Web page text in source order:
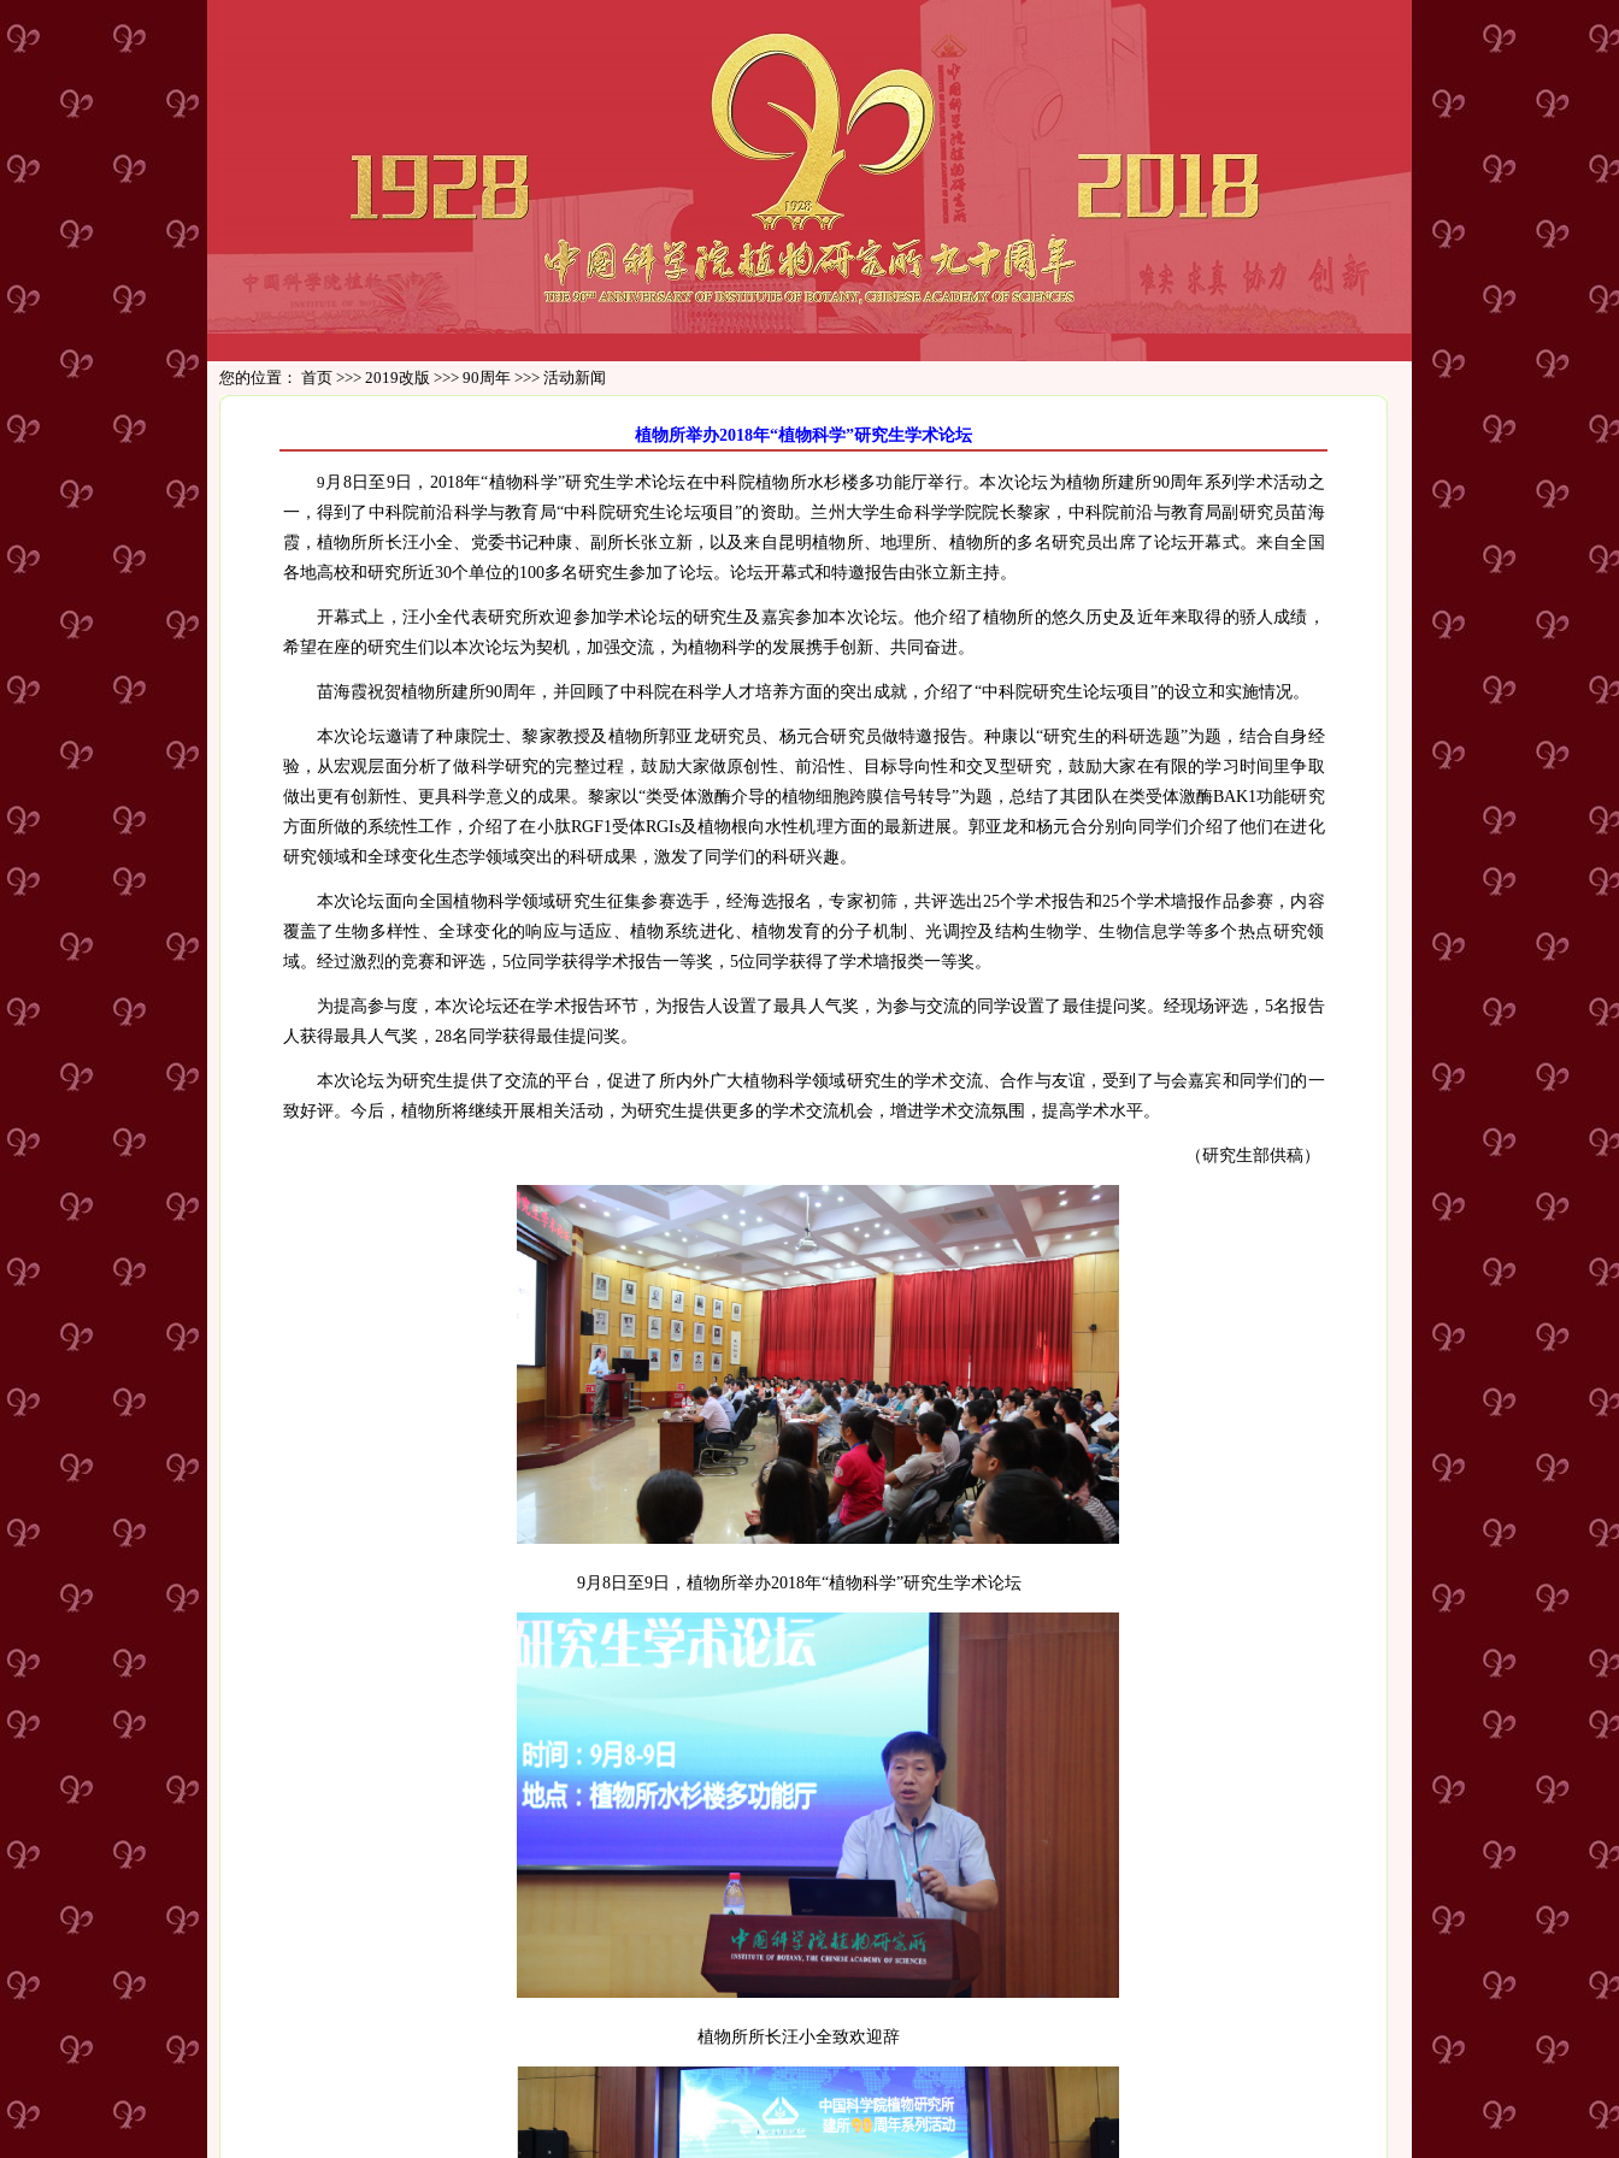
您的位置： 首页 >>> 2019改版 >>> 90周年 >>> 活动新闻
植物所举办2018年“植物科学”研究生学术论坛
9 月 8日至 9日， 2018年“植物科学”研究生学术论坛在中科院植物所水杉楼多功能厅举行。本次论坛为植物所建所90周年系列学术活动之
一，得到了中科院前沿科学与教育局“中科院研究生论坛项目”的资助。兰州大学生命科学学院院长黎家，中科院前沿与教育局副研究员苗海
霞，植物所所长汪小全、党委书记种康、副所长张立新，以及来自昆明植物所、地理所、植物所的多名研究员出席了论坛开幕式。来自全国
各地高校和研究所近30个单位的100多名研究生参加了论坛。论坛开幕式和特邀报告由张立新主持。
开幕式上，汪小全代表研究所欢迎参加学术论坛的研究生及嘉宾参加本次论坛。他介绍了植物所的悠久历史及近年来取得的骄人成绩，
希望在座的研究生们以本次论坛为契机，加强交流，为植物科学的发展携手创新、共同奋进。
苗海霞祝贺植物所建所90周年，并回顾了中科院在科学人才培养方面的突出成就，介绍了“中科院研究生论坛项目”的设立和实施情况。
本次论坛邀请了种康院士、黎家教授及植物所郭亚龙研究员、杨元合研究员做特邀报告。种康以“研究生的科研选题”为题，结合自身经
验，从宏观层面分析了做科学研究的完整过程，鼓励大家做原创性、前沿性、目标导向性和交叉型研究，鼓励大家在有限的学习时间里争取
做出更有创新性、更具科学意义的成果。黎家以“类受体激酶介导的植物细胞跨膜信号转导”为题，总结了其团队在类受体激酶BAK1功能研究
方面所做的系统性工作，介绍了在小肽RGF1受体RGIs及植物根向水性机理方面的最新进展。郭亚龙和杨元合分别向同学们介绍了他们在进化
研究领域和全球变化生态学领域突出的科研成果，激发了同学们的科研兴趣。
本次论坛面向全国植物科学领域研究生征集参赛选手，经海选报名，专家初筛，共评选出25个学术报告和25个学术墙报作品参赛，内容
覆盖了生物多样性、全球变化的响应与适应、植物系统进化、植物发育的分子机制、光调控及结构生物学、生物信息学等多个热点研究领
域。经过激烈的竞赛和评选， 5位同学获得学术报告一等奖， 5位同学获得了学术墙报类一等奖。
为提高参与度，本次论坛还在学术报告环节，为报告人设置了最具人气奖，为参与交流的同学设置了最佳提问奖。经现场评选，5名报告
人获得最具人气奖， 28名同学获得最佳提问奖。
本次论坛为研究生提供了交流的平台，促进了所内外广大植物科学领域研究生的学术交流、合作与友谊，受到了与会嘉宾和同学们的一
致好评。今后，植物所将继续开展相关活动，为研究生提供更多的学术交流机会，增进学术交流氛围，提高学术水平。
（研究生部供稿）
9月 8日至9日，植物所举办2018年“植物科学”研究生学术论坛
植物所所长汪小全致欢迎辞